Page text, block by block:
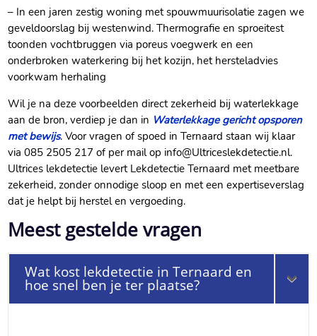
– In een jaren zestig woning met spouwmuurisolatie zagen we
geveldoorslag bij westenwind. Thermografie en sproeitest
toonden vochtbruggen via poreus voegwerk en een
onderbroken waterkering bij het kozijn, het hersteladvies
voorkwam herhaling
Wil je na deze voorbeelden direct zekerheid bij waterlekkage
aan de bron, verdiep je dan in Waterlekkage gericht opsporen
met bewijs. Voor vragen of spoed in Ternaard staan wij klaar
via 085 2505 217 of per mail op info@Ultriceslekdetectie.nl.
Ultrices lekdetectie levert Lekdetectie Ternaard met meetbare
zekerheid, zonder onnodige sloop en met een expertiseverslag
dat je helpt bij herstel en vergoeding.
Meest gestelde vragen
Wat kost lekdetectie in Ternaard en
hoe snel ben je ter plaatse?